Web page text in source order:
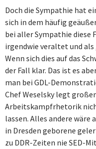
Doch die Sympathie hat
sich in dem häufig
bei aller Sympathie diese
irgendwie veraltet und
Wenn sich dies auf das
der Fall klar. Das ist es
man bei GDL-
Chef Weselsky legt
Arbeitskampfrhetorik
lassen. Alles andere wäre
in Dresden geborene
zu DDR-Zeiten nie SED-